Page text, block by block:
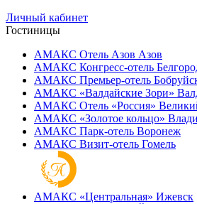
Личный кабинет
Гостиницы
АМАКС Отель ‎Азов Азов
АМАКС Конгресс-отель
АМАКС Премьер-отель
АМАКС «‎Валдайские Зори»
АМАКС Отель «‎Россия»
АМАКС «‎Золотое кольцо»
АМАКС Парк-отель Воронеж
АМАКС Визит-отель Гомель
АМАКС «‎Центральная» Ижевск